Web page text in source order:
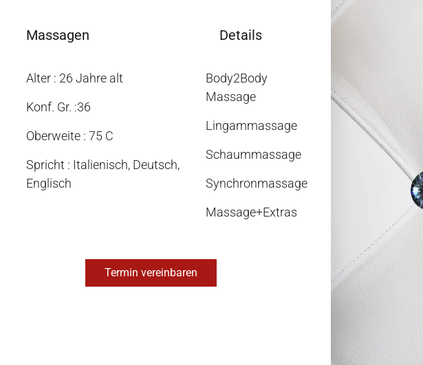
Massagen
Alter : 26 Jahre alt
Konf. Gr. :36
Oberweite : 75 C
Spricht : Italienisch, Deutsch,
Englisch
Details
Body2Body
Massage
Lingammassage
Schaummassage
Synchronmassage
Massage+Extras
Termin vereinbaren